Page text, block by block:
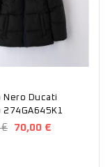
Nero Ducati
274GA645K1
70,00 €